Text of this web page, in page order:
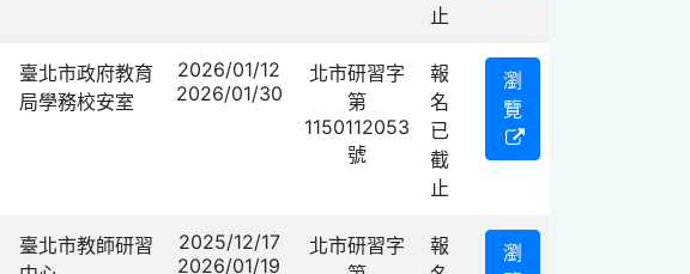
止
臺北市政府教育
局學務校安室
2026/01/12
2026/01/30
北市研習字
第
1150112053
號
報
名
已
截
止
瀏
覽
臺北市教師研習
2025/12/17
2026/01/19
北市研習字
報
瀏